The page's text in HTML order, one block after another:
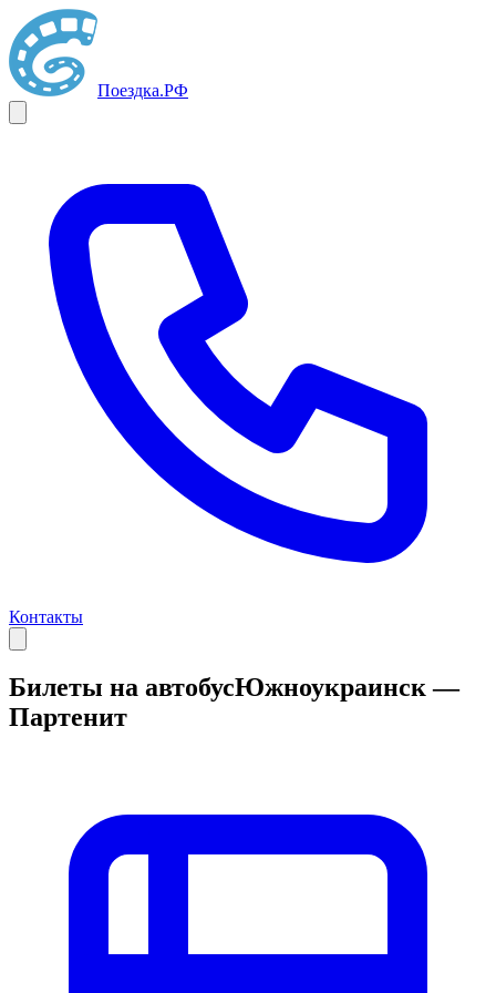
Поездка.РФ
Контакты
Билеты на автобусЮжноукраинск —
Партенит